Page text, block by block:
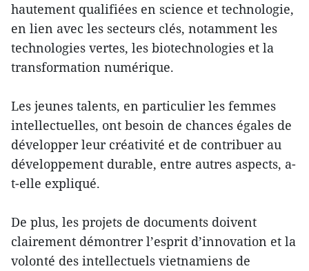
hautement qualifiées en science et technologie,
en lien avec les secteurs clés, notamment les
technologies vertes, les biotechnologies et la
transformation numérique.
Les jeunes talents, en particulier les femmes
intellectuelles, ont besoin de chances égales de
développer leur créativité et de contribuer au
développement durable, entre autres aspects, a-
t-elle expliqué.
De plus, les projets de documents doivent
clairement démontrer l’esprit d’innovation et la
volonté des intellectuels vietnamiens de